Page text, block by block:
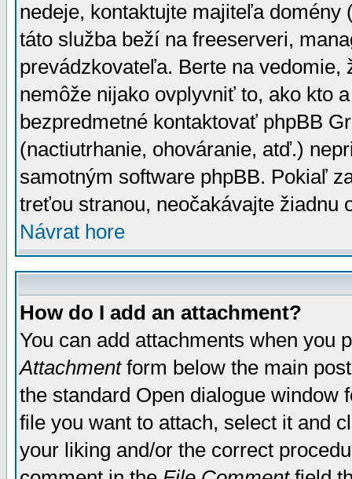
nedeje, kontaktujte majiteľa
táto služba beží na freeserveri,
prevádzkovateľa. Berte na vedomie,
nemôže nijako ovplyvniť to, ako kto
bezpredmetné kontaktovať phpBB
(nactiutrhanie, ohováranie, atď.)
samotným software phpBB. Pokiaľ
treťou stranou, neočakávajte žiadnu
Návrat hore
How do I add an attachment?
You can add attachments when you
Attachmentform below the main
the standard Open dialogue window
file you want to attach, select it and
your liking and/or the correct